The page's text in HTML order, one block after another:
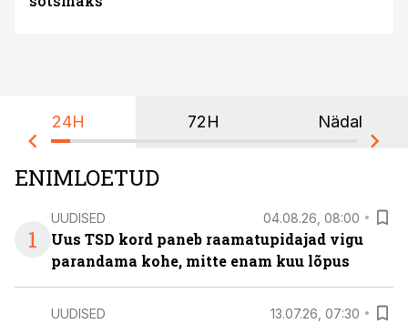
24H 72H Nädal
ENIMLOETUD
1
UUDISED 04.08.26, 08:00
Uus TSD kord paneb raamatupidajad vigu
parandama kohe, mitte enam kuu lõpus
UUDISED 13.07.26, 07:30